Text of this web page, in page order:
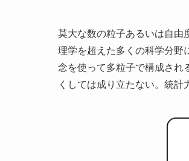
莫大な数の粒子あるいは自由
理学を超えた多くの科学分野
念を使って多粒子で構成され
くしては成り立たない。統計